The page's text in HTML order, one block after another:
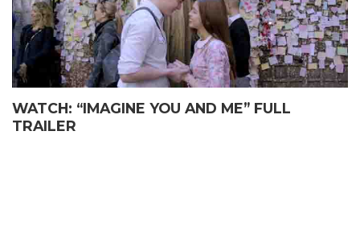
WATCH: “IMAGINE YOU AND ME” FULL
TRAILER